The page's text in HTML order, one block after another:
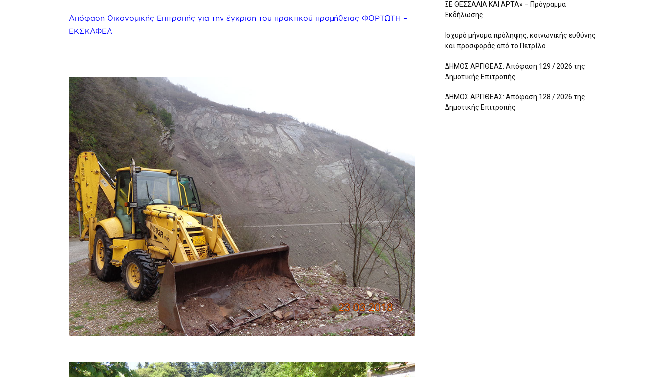
Απόφαση Οικονομικής Επιτροπής για την έγκριση του πρακτικού προμήθειας ΦΟΡΤΩΤΗ –
ΕΚΣΚΑΦΕΑ
ΣΕ ΘΕΣΣΑΛΙΑ ΚΑΙ ΑΡΤΑ» – Πρόγραμμα
Εκδήλωσης
Ισχυρό μήνυμα πρόληψης, κοινωνικής ευθύνης
και προσφοράς από το Πετρίλο
ΔΗΜΟΣ ΑΡΓΙΘΕΑΣ: Απόφαση 129 / 2026 της
Δημοτικής Επιτροπής
ΔΗΜΟΣ ΑΡΓΙΘΕΑΣ: Απόφαση 128 / 2026 της
Δημοτικής Επιτροπής